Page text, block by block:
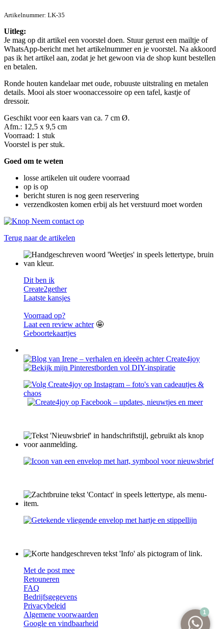
Artikelnummer: LK-35
Uitleg:
Je mag op dit artikel een voorstel doen. Stuur gerust een mailtje of
WhatsApp-bericht met het artikelnummer en je voorstel. Na akkoord
pas ik het artikel aan, zodat je het gewoon via de shop kunt bestellen
en betalen.
Ronde houten kandelaar met oude, robuuste uitstraling en metalen
details. Mooi als stoer woonaccessoire op een tafel, kastje of
dressoir.
Geschikt voor een kaars van ca. 7 cm Ø.
Afm.: 12,5 x 9,5 cm
Voorraad: 1 stuk
Voorstel is per stuk.
Goed om te weten
losse artikelen uit oudere voorraad
op is op
bericht sturen is nog geen reservering
verzendkosten komen erbij als het verstuurd moet worden
Terug naar de artikelen
Dit ben ik
Create2gether
Laatste kansjes
Voorraad op?
Laat een review achter🤩
Geboortekaartjes
Met de post mee
Retouneren
FAQ
Bedrijfsgegevens
Privacybeleid
Algemene voorwaarden
Google en vindbaarheid